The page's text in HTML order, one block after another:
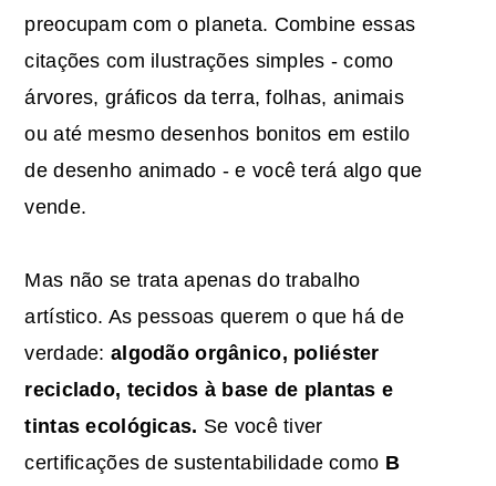
preocupam com o planeta. Combine essas
citações com ilustrações simples - como
árvores, gráficos da terra, folhas, animais
ou até mesmo desenhos bonitos em estilo
de desenho animado - e você terá algo que
vende.
Mas não se trata apenas do trabalho
artístico. As pessoas querem o que há de
verdade: algodão orgânico, poliéster
reciclado, tecidos à base de plantas e
tintas ecológicas. Se você tiver
certificações de sustentabilidade como B